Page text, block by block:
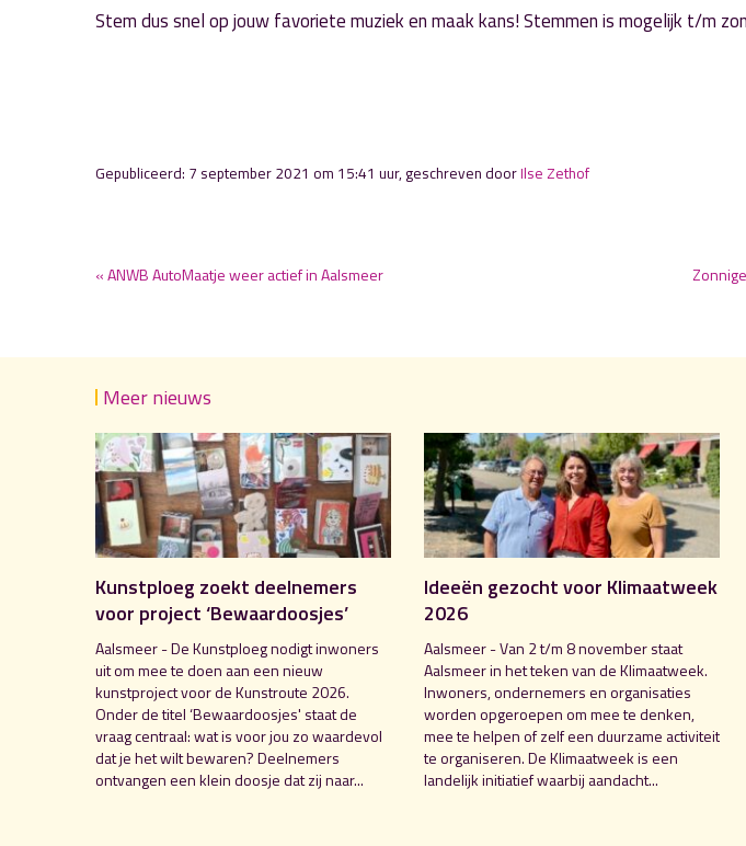
Stem dus snel op jouw favoriete muziek en maak kans! Stemmen is mogelijk t/m
Gepubliceerd: 7 september 2021 om 15:41 uur, geschreven doorIlse Zethof
« ANWB AutoMaatje weer actief in Aalsmeer
Meer nieuws
Kunstploeg zoekt deelnemers
voor project ‘Bewaardoosjes’
Aalsmeer - De Kunstploeg nodigt inwoners
uit om mee te doen aan een nieuw
kunstproject voor de Kunstroute 2026.
Onder de titel ‘Bewaardoosjes' staat de
vraag centraal: wat is voor jou zo waardevol
dat je het wilt bewaren? Deelnemers
ontvangen een klein doosje dat zij naar...
Ideeën gezocht voor Klimaatweek
2026
Aalsmeer - Van 2 t/m 8 november staat
Aalsmeer in het teken van de Klimaatweek.
Inwoners, ondernemers en organisaties
worden opgeroepen om mee te denken,
mee te helpen of zelf een duurzame activiteit
te organiseren. De Klimaatweek is een
landelijk initiatief waarbij aandacht...